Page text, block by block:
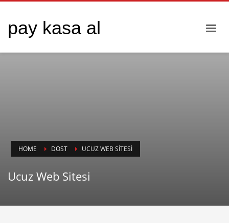
pay kasa al
HOME DOST UCUZ WEB SITESI
Ucuz Web Sitesi